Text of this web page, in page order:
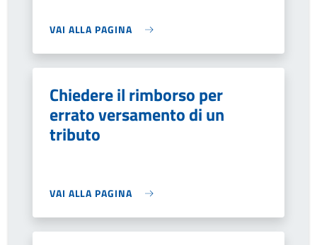
VAI ALLA PAGINA
Chiedere il rimborso per
errato versamento di un
tributo
VAI ALLA PAGINA